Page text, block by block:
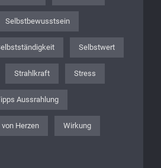
Selbstbewusstsein
Selbstwert
Strahlkraft Stress
Aussrahlung
von Herzen Wirkung